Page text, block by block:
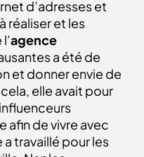
d’adresses et
réaliser et les
agence
a été de
et donner envie de
elle avait pour
afin de vivre avec
a travaillé pour les